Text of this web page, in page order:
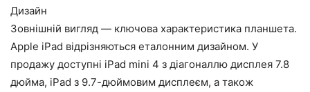
Дизайн
Зовнішній вигляд — ключова характеристика планшета.
Apple iPad відрізняються еталонним дизайном. У
продажу доступні iPad mini 4 з діагоналлю дисплея 7.8
дюйма, iPad з 9.7-дюймовим дисплеєм, а також